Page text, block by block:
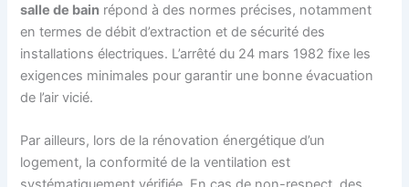
salle de bain répond à des normes précises, notamment
en termes de débit d’extraction et de sécurité des
installations électriques. L’arrêté du 24 mars 1982 fixe les
exigences minimales pour garantir une bonne évacuation
de l’air vicié.
Par ailleurs, lors de la rénovation énergétique d’un
logement, la conformité de la ventilation est